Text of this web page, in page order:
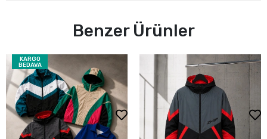
Benzer Ürünler
KARGO
BEDAVA